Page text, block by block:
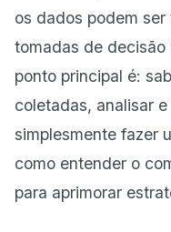
os dados podem
tomadas de decisão
ponto principal é:
coletadas, analisar
simplesmente fazer
como entender o
para aprimorar